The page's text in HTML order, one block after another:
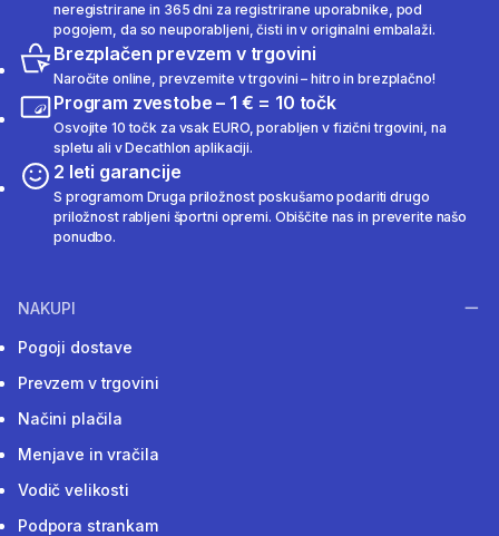
neregistrirane in 365 dni za registrirane uporabnike, pod
pogojem, da so neuporabljeni, čisti in v originalni embalaži.
Brezplačen prevzem v trgovini
Naročite online, prevzemite v trgovini – hitro in brezplačno!
Program zvestobe – 1 € = 10 točk
Osvojite 10 točk za vsak EURO, porabljen v fizični trgovini, na
spletu ali v Decathlon aplikaciji.
2 leti garancije
S programom Druga priložnost poskušamo podariti drugo
priložnost rabljeni športni opremi. Obiščite nas in preverite našo
ponudbo.
NAKUPI
Pogoji dostave
Prevzem v trgovini
Načini plačila
Menjave in vračila
Vodič velikosti
Podpora strankam